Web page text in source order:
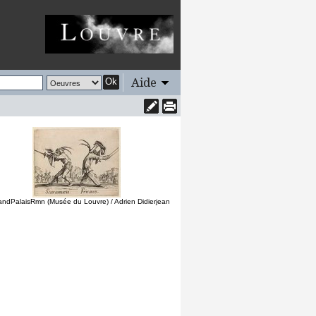
Ok Aide
(Musée du Louvre) / Adrien Didierjean